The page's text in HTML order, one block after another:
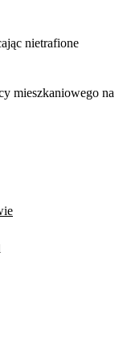
nietrafione
mieszkaniowego na